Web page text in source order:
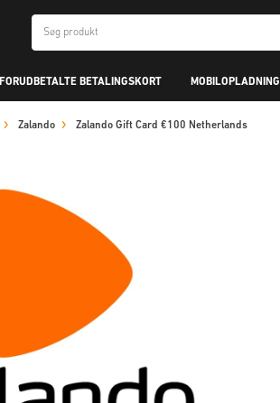
FORUDBETALTE BETALINGSKORT MOBILOPLADNING
Zalando Zalando Gift Card €100 Netherlands